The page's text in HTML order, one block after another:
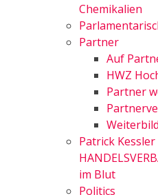
Chemikalien
Partner
Auf
HWZ
Partner
Patrick
im Blut
Politics